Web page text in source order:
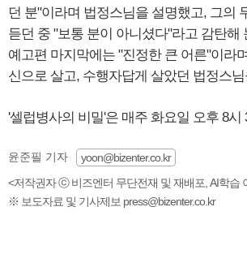
던 분"이라며 법정스님을 설명했고, 그의
듣던 중 "보통 분이 아니셨다"라고 감탄해
예고편 마지막에는 "진정한 큰 어른"이라
신으로 살고, 수행자답게 살았던 법정스
'셀럽병사의 비밀'은 매주 화요일 오후 8시
윤준필 기자
yoon@bizenter.co.kr
<저작권자 ⓒ 비즈엔터 무단전재 및 재배포, AI학습
※ 보도자료 및 기사제보 press@bizenter.co.kr